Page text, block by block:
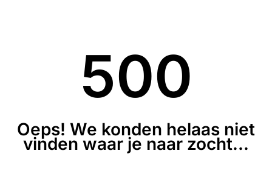
500
Oeps! We konden helaas niet
vinden waar je naar zocht...